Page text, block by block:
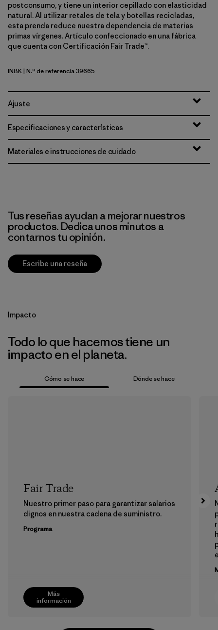
postconsumo, y tiene un interior cepillado con elasticidad
natural. Al utilizar retales de tela y botellas recicladas,
esta prenda reduce nuestra dependencia de materias
primas vírgenes. Artículo confeccionado en una fábrica
que cuenta con Certificación Fair Trade™.
Ink Black
INBK| N.º de referencia 39665
Ajuste
Especificaciones y características
Materiales e instrucciones de cuidado
Tus reseñas ayudan a mejorar nuestros
productos. Dedica unos minutos a
contarnos tu opinión.
Escribe una reseña
Impacto
Todo lo que hacemos tiene un
impacto en el planeta.
Cómo se hace Dónde se hace
Más
información
Fair Trade
Nuestro primer paso para garantizar salarios
dignos en nuestra cadena de suministro.
Programa